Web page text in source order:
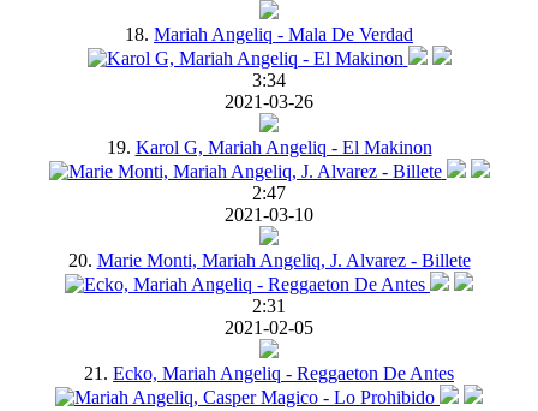
18. Mariah Angeliq - Mala De Verdad
3:34
2021-03-26
19. Karol G, Mariah Angeliq - El Makinon
2:47
2021-03-10
20. Marie Monti, Mariah Angeliq, J. Alvarez - Billete
2:31
2021-02-05
21. Ecko, Mariah Angeliq - Reggaeton De Antes